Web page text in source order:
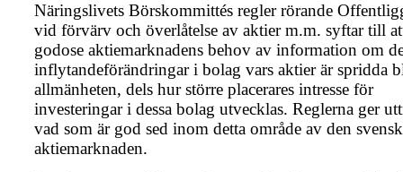
Näringslivets Börskommittés regler rörande
vid förvärv och överlåtelse av aktier m.m. syftar till
godose aktiemarknadens behov av information om
inflytandeförändringar i bolag vars aktier är spridda
allmänheten, dels hur större placerares intresse för
investeringar i dessa bolag utvecklas. Reglerna ger
vad som är god sed inom detta område av den
aktiemarknaden.